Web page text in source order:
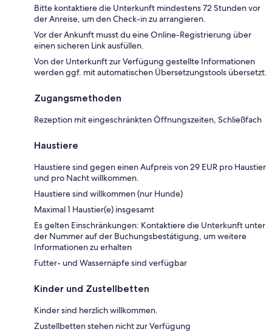
Bitte kontaktiere die Unterkunft mindestens 72 Stunden vor
der Anreise, um den Check-in zu arrangieren.
Vor der Ankunft musst du eine Online-Registrierung über
einen sicheren Link ausfüllen.
Von der Unterkunft zur Verfügung gestellte Informationen
werden ggf. mit automatischen Übersetzungstools übersetzt.
Zugangsmethoden
Rezeption mit eingeschränkten Öffnungszeiten, Schließfach
Haustiere
Haustiere sind gegen einen Aufpreis von 29 EUR pro Haustier
und pro Nacht willkommen.
Haustiere sind willkommen (nur Hunde)
Maximal 1 Haustier(e) insgesamt
Es gelten Einschränkungen: Kontaktiere die Unterkunft unter
der Nummer auf der Buchungsbestätigung, um weitere
Informationen zu erhalten
Futter- und Wassernäpfe sind verfügbar
Kinder und Zustellbetten
Kinder sind herzlich willkommen.
Zustellbetten stehen nicht zur Verfügung